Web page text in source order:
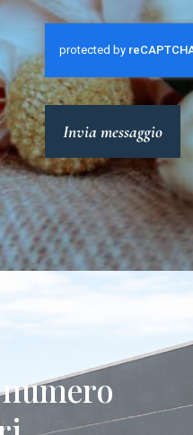
Invia messaggio